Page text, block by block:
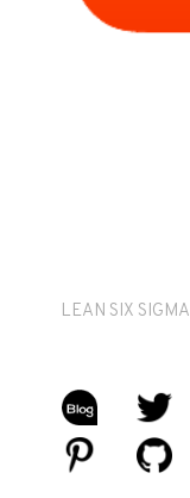
LEAN SIX SIGMA